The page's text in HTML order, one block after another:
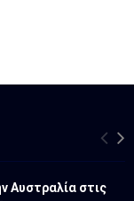
Αυστραλία στις